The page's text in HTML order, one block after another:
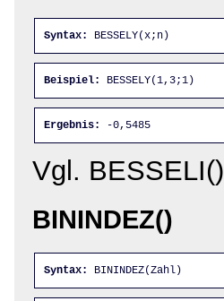
Syntax: BESSELY(x;n)
Beispiel: BESSELY(1,3;1)
Ergebnis: -0,5485
Vgl.
BININDEZ()
Syntax: BININDEZ(Zahl)